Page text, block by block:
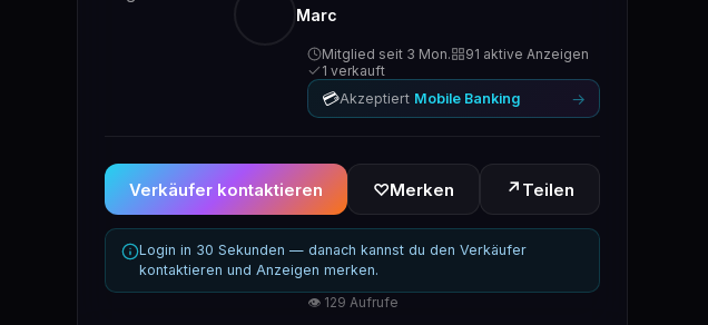
Marc
Mitglied seit 3 Mon.
91 aktive Anzeigen
1 verkauft
💳Akzeptiert Mobile Banking →
Verkäufer kontaktieren ♡Merken ↗ Teilen
Login in 30 Sekunden — danach kannst du den Verkäufer
kontaktieren und Anzeigen merken.
👁 129 Aufrufe